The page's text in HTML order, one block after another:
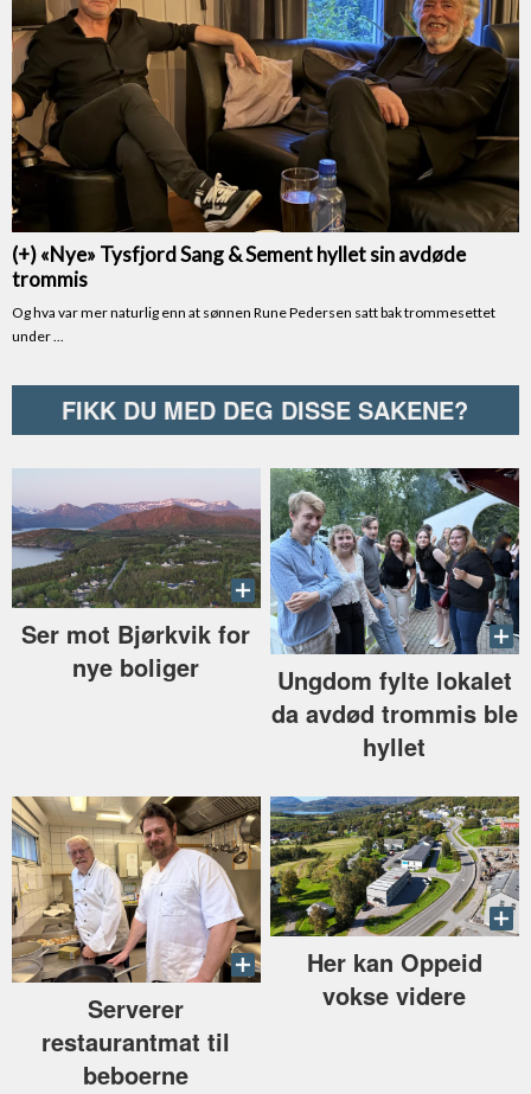
FIKK DU MED DEG DISSE SAKENE?
Ser mot Bjørkvik for
nye boliger
Ungdom fylte lokalet
da avdød trommis ble
hyllet
Serverer
restaurantmat til
beboerne
Her kan Oppeid
vokse videre